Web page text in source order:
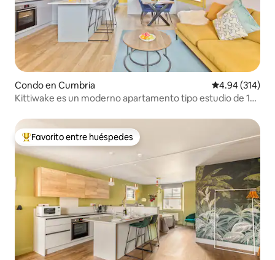
Condo en Cumbria Calificación
4.94 (314)
Kittiwake es un moderno apartamento tipo estudio de 1
Favorito entre huéspedes preferido
Favorito entre huéspedes